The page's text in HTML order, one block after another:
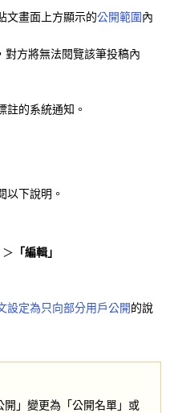
文畫面上方顯示的公開範圍內
方將無法閱覽該筆投稿內
註的系統通知。
以下說明。
＞ 「編輯」
設定為只向部分用戶公開的說
」變更為「公開名單」或